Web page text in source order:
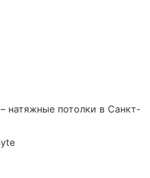
натяжные потолки в Санкт-